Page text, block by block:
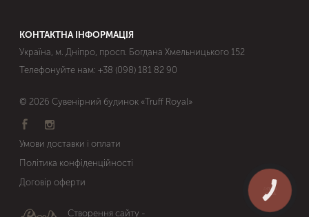
КОНТАКТНА ІНФОРМАЦІЯ
Україна, м. Дніпро, просп. Богдана Хмельницького 152
Телефонуйте нам: +38 (098) 181 82 90
© 2026 Сувенірний будинок «Truff Royal»
Умови доставки і оплати
Політика конфіденційності
Договір оферти
Створення сайту -
КНОПКА
ЗВ'ЯЗКУ